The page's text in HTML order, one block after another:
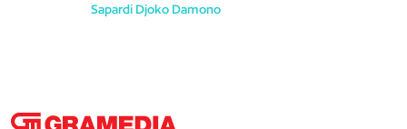
Sapardi Djoko Damono